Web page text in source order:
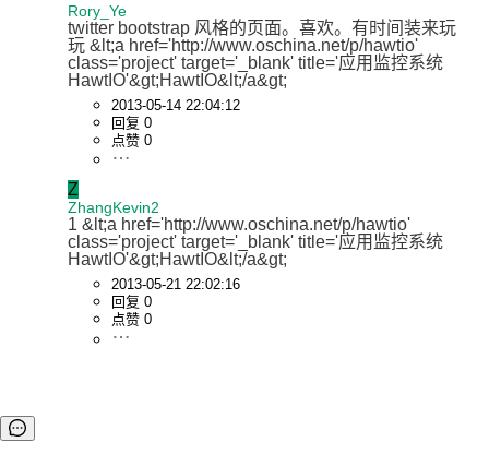
Rory_Ye
twitter bootstrap 风格的页面。喜欢。有时间装来玩
玩 &lt;a href='http://www.oschina.net/p/hawtio'
class='project' target='_blank' title='应用监控系统
HawtIO'&gt;HawtIO&lt;/a&gt;
2013-05-14 22:04:12
回复 0
点赞 0
Z
ZhangKevin2
1 &lt;a href='http://www.oschina.net/p/hawtio'
class='project' target='_blank' title='应用监控系统
HawtIO'&gt;HawtIO&lt;/a&gt;
2013-05-21 22:02:16
回复 0
点赞 0